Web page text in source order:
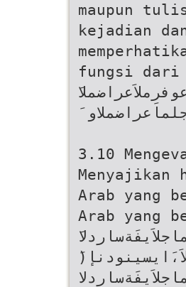
maupun
kejadian
fungsi dari
َ موزجلماَعراضملاو
3.10
Menyajikan
Arab yang
Arab yang
)َدلابلاَجراخَيفَةساردلاَ،َايسينودنإ